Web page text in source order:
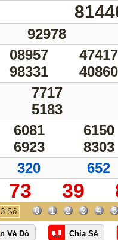
92978
08957 47417
98331
40860
7717
5183
6081 6150
6923
8303
320 652
73 39
3 Số 0 1 2 3 4 5